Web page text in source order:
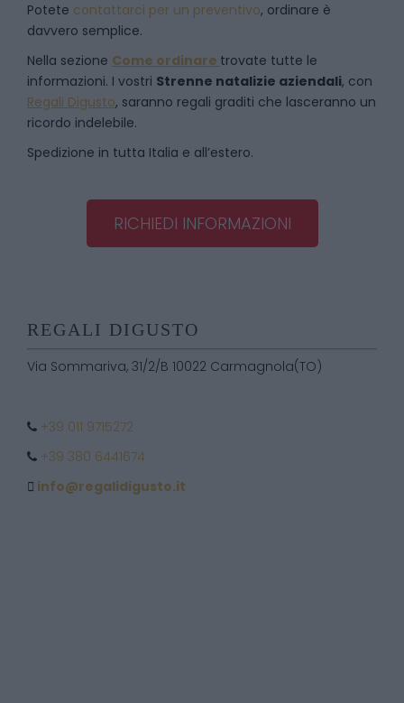
Potete contattarci per un preventivo, ordinare è
davvero semplice.
Nella sezione Come ordinare trovate tutte le
informazioni. I vostri Strenne natalizie aziendali, con
Regali Digusto, saranno regali graditi che lasceranno un
ricordo indelebile.
Spedizione in tutta Italia e all’estero.
RICHIEDI INFORMAZIONI
REGALI DIGUSTO
Via Sommariva, 31/2/B 10022 Carmagnola(TO)
+39 011 9715272
+39 380 6441674
info@regalidigusto.it